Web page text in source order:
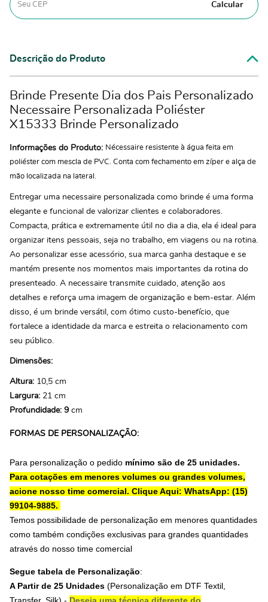
Calcular
Descrição do Produto
Brinde Presente Dia dos Pais Personalizado
Necessaire Personalizada Poliéster
X15333 Brinde Personalizado
Informações do Produto: Nécessaire resistente à água feita em
poliéster com mescla de PVC. Conta com fechamento em zíper e alça de
mão localizada na lateral.
Entregar uma necessaire personalizada como brinde é uma forma
elegante e funcional de valorizar clientes e colaboradores.
Compacta, prática e extremamente útil no dia a dia, ela é ideal para
organizar itens pessoais, seja no trabalho, em viagens ou na rotina.
Ao personalizar esse acessório, sua marca ganha destaque e se
mantém presente nos momentos mais importantes da rotina do
presenteado. A necessaire transmite cuidado, atenção aos
detalhes e reforça uma imagem de organização e bem-estar. Além
disso, é um brinde versátil, com ótimo custo-benefício, que
fortalece a identidade da marca e estreita o relacionamento com
seu público.
Dimensões:
Altura: 10,5 cm
Largura: 21 cm
Profundidade: 9cm
FORMAS DE PERSONALIZAÇÃO:
Para personalização o pedido mínimo são de 25 unidades.
Para cotações em menores volumes ou grandes volumes,
acione nosso time comercial. Clique Aqui: WhatsApp: (15)
99104-9885.
Temos possibilidade de personalização em menores quantidades
como também condições exclusivas para grandes quantidades
através do nosso time comercial
Segue tabela de Personalização:
A Partir de 25 Unidades (Personalização em DTF Textil,